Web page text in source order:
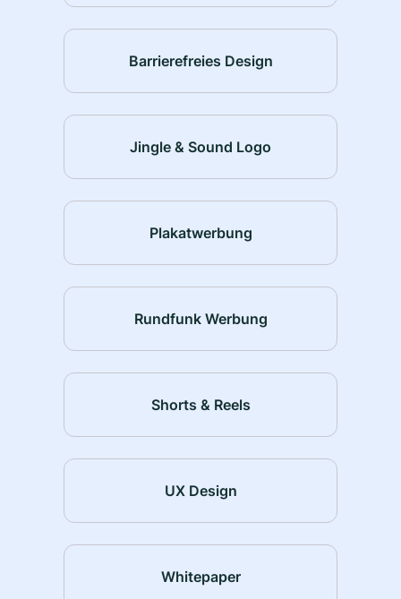
Barrierefreies Design
Jingle & Sound Logo
Plakatwerbung
Rundfunk Werbung
Shorts & Reels
UX Design
Whitepaper